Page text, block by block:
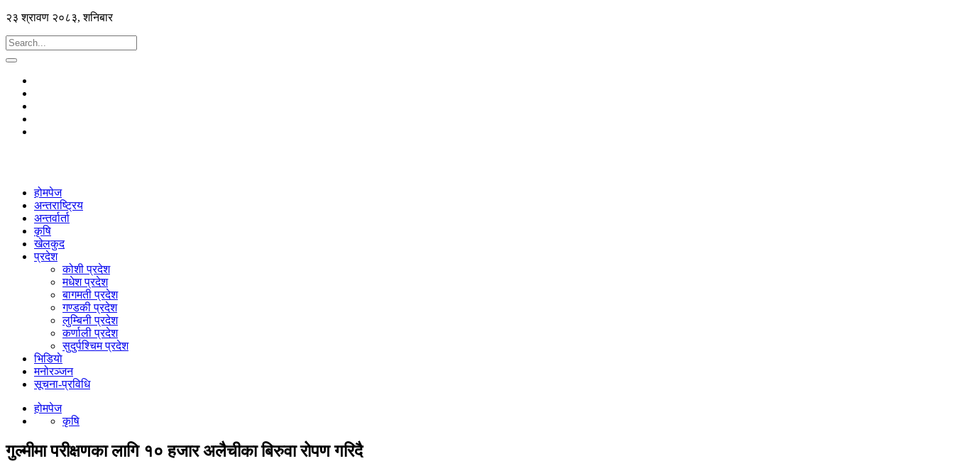
२३ श्रावण २०८३, शनिबार
होमपेज
अन्तराष्ट्रिय
अन्तर्वार्ता
कृषि
खेलकुद
प्रदेश
कोशी प्रदेश
मधेश प्रदेश
बागमती प्रदेश
गण्डकी प्रदेश
लुम्बिनी प्रदेश
कर्णाली प्रदेश
सुदुर्पश्चिम प्रदेश
भिडियाे
मनोरञ्जन
सूचना-प्रविधि
होमपेज
कृषि
गुल्मीमा परीक्षणका लागि १० हजार अलैचीका बिरुवा रोपण गरिदै